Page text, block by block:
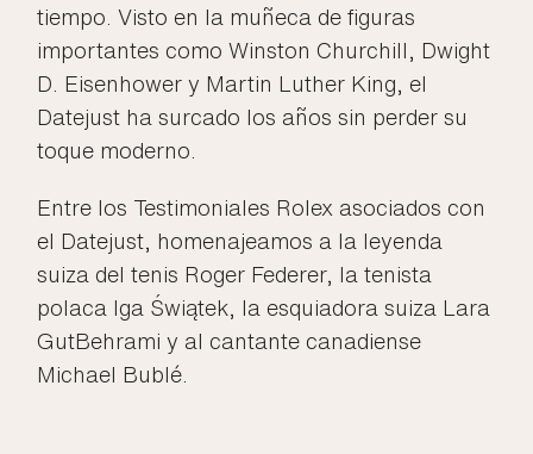
tiempo. Visto en la muñeca de figuras
importantes como Winston Churchill, Dwight
D. Eisenhower y Martin Luther King, el
Datejust ha surcado los años sin perder su
toque moderno.
Entre los Testimoniales Rolex asociados con
el Datejust, homenajeamos a la leyenda
suiza del tenis Roger Federer, la tenista
polaca Iga Świątek, la esquiadora suiza Lara
GutBehrami y al cantante canadiense
Michael Bublé.